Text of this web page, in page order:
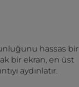
hassas bir
bir ekran, en üst
aydınlatır.